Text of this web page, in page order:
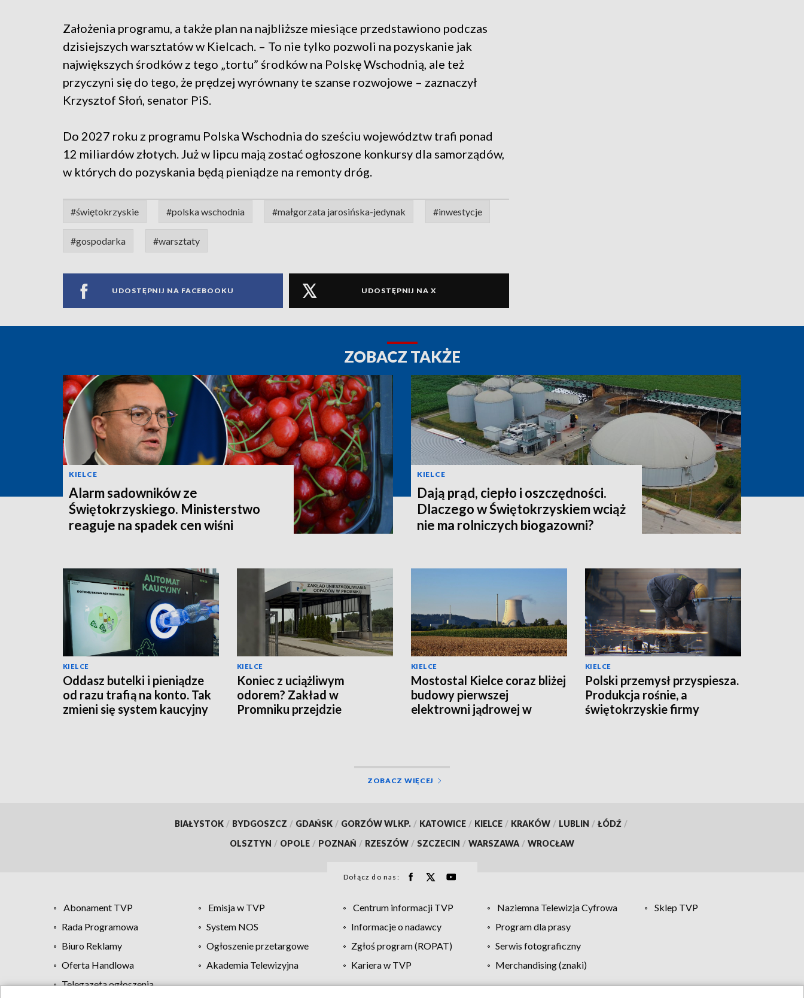
Założenia programu, a także plan na najbliższe miesiące przedstawiono podczas
dzisiejszych warsztatów w Kielcach. – To nie tylko pozwoli na pozyskanie jak
największych środków z tego „tortu” środków na Polskę Wschodnią, ale też
przyczyni się do tego, że prędzej wyrównany te szanse rozwojowe – zaznaczył
Krzysztof Słoń, senator PiS.
Do 2027 roku z programu Polska Wschodnia do sześciu województw trafi ponad
12 miliardów złotych. Już w lipcu mają zostać ogłoszone konkursy dla samorządów,
w których do pozyskania będą pieniądze na remonty dróg.
#świętokrzyskie #polska wschodnia #małgorzata jarosińska-jedynak #inwestycje
#gospodarka #warsztaty
UDOSTĘPNIJ NA FACEBOOKU UDOSTĘPNIJ NA X
ZOBACZ TAKŻE
KIELCE
Alarm sadowników ze
Świętokrzyskiego. Ministerstwo
reaguje na spadek cen wiśni
KIELCE
Dają prąd, ciepło i oszczędności.
Dlaczego w Świętokrzyskiem wciąż
nie ma rolniczych biogazowni?
KIELCE
Oddasz butelki i pieniądze
od razu trafią na konto. Tak
zmieni się system kaucyjny
KIELCE
Koniec z uciążliwym
odorem? Zakład w
Promniku przejdzie
KIELCE
Mostostal Kielce coraz bliżej
budowy pierwszej
elektrowni jądrowej w
KIELCE
Polski przemysł przyspiesza.
Produkcja rośnie, a
świętokrzyskie firmy
ZOBACZ WIĘCEJ
BIAŁYSTOK / BYDGOSZCZ / GDAŃSK / GORZÓW WLKP. / KATOWICE / KIELCE / KRAKÓW / LUBLIN / ŁÓDŹ /
OLSZTYN / OPOLE / POZNAŃ / RZESZÓW / SZCZECIN / WARSZAWA / WROCŁAW
Dołącz do nas:
Abonament TVP Emisja w TVP Centrum informacji TVP Naziemna Telewizja Cyfrowa
Sklep TVP
Rada Programowa
System NOS Informacje o nadawcy
Program dla prasy
Biuro Reklamy
Ogłoszenie przetargowe Zgłoś program (ROPAT)
Serwis fotograficzny
Oferta Handlowa
Akademia Telewizyjna Kariera w TVP
Merchandising (znaki)
Telegazeta ogłoszenia